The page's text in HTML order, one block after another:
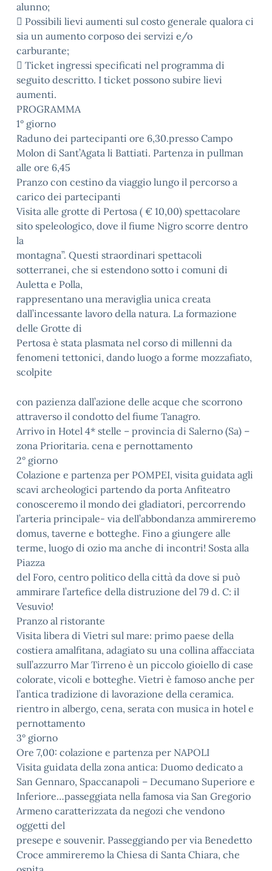
alunno;
 Possibili lievi aumenti sul costo generale qualora ci
sia un aumento corposo dei servizi e/o
carburante;
 Ticket ingressi specificati nel programma di
seguito descritto. I ticket possono subire lievi
aumenti.
PROGRAMMA
1° giorno
Raduno dei partecipanti ore 6,30.presso Campo
Molon di Sant’Agata li Battiati. Partenza in pullman
alle ore 6,45
Pranzo con cestino da viaggio lungo il percorso a
carico dei partecipanti
Visita alle grotte di Pertosa ( € 10,00) spettacolare
sito speleologico, dove il fiume Nigro scorre dentro
la
montagna”. Questi straordinari spettacoli
sotterranei, che si estendono sotto i comuni di
Auletta e Polla,
rappresentano una meraviglia unica creata
dall’incessante lavoro della natura. La formazione
delle Grotte di
Pertosa è stata plasmata nel corso di millenni da
fenomeni tettonici, dando luogo a forme mozzafiato,
scolpite
con pazienza dall’azione delle acque che scorrono
attraverso il condotto del fiume Tanagro.
Arrivo in Hotel 4* stelle – provincia di Salerno (Sa) –
zona Prioritaria. cena e pernottamento
2° giorno
Colazione e partenza per POMPEI, visita guidata agli
scavi archeologici partendo da porta Anfiteatro
conosceremo il mondo dei gladiatori, percorrendo
l’arteria principale- via dell’abbondanza ammireremo
domus, taverne e botteghe. Fino a giungere alle
terme, luogo di ozio ma anche di incontri! Sosta alla
Piazza
del Foro, centro politico della città da dove si può
ammirare l’artefice della distruzione del 79 d. C: il
Vesuvio!
Pranzo al ristorante
Visita libera di Vietri sul mare: primo paese della
costiera amalfitana, adagiato su una collina affacciata
sull’azzurro Mar Tirreno è un piccolo gioiello di case
colorate, vicoli e botteghe. Vietri è famoso anche per
l’antica tradizione di lavorazione della ceramica.
rientro in albergo, cena, serata con musica in hotel e
pernottamento
3° giorno
Ore 7,00: colazione e partenza per NAPOLI
Visita guidata della zona antica: Duomo dedicato a
San Gennaro, Spaccanapoli – Decumano Superiore e
Inferiore…passeggiata nella famosa via San Gregorio
Armeno caratterizzata da negozi che vendono
oggetti del
presepe e souvenir. Passeggiando per via Benedetto
Croce ammireremo la Chiesa di Santa Chiara, che